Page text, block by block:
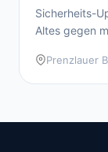
Sicherheits-
Altes gegen
Prenzlauer